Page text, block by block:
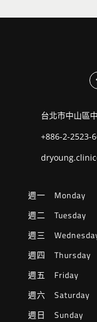
台北市中山區
+886-2-2523-
週一 Monday
週二 Tuesday
週三
週四 Thursday
週五 Friday
週六 Saturday
週日 Sunday